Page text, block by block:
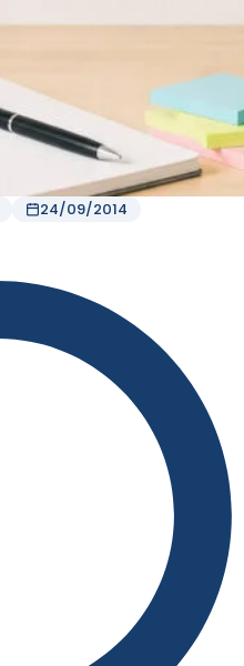
24/09/2014